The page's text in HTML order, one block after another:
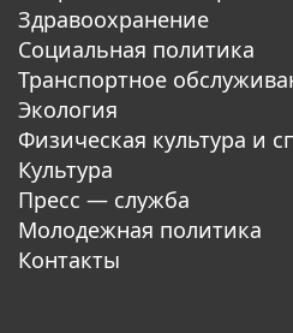
Здравоохранение
Социальная политика
Транспортное
Экология
Физическая культура и
Культура
Пресс — служба
Молодежная политика
Контакты